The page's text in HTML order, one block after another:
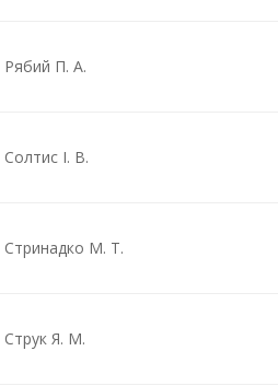
Рябий П. А.
Солтис І. В.
Стринадко М. Т.
Струк Я. М.